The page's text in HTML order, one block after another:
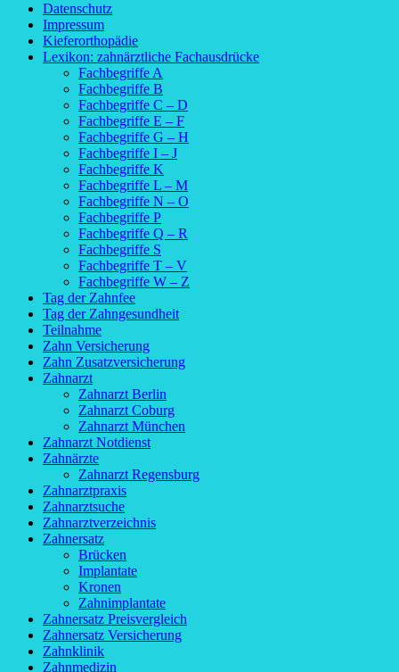
Datenschutz
Impressum
Kieferorthopädie
Lexikon: zahnärztliche Fachausdrücke
Fachbegriffe A
Fachbegriffe B
Fachbegriffe C – D
Fachbegriffe E – F
Fachbegriffe G – H
Fachbegriffe I – J
Fachbegriffe K
Fachbegriffe L – M
Fachbegriffe N – O
Fachbegriffe P
Fachbegriffe Q – R
Fachbegriffe S
Fachbegriffe T – V
Fachbegriffe W – Z
Tag der Zahnfee
Tag der Zahngesundheit
Teilnahme
Zahn Versicherung
Zahn Zusatzversicherung
Zahnarzt
Zahnarzt Berlin
Zahnarzt Coburg
Zahnarzt München
Zahnarzt Notdienst
Zahnärzte
Zahnarzt Regensburg
Zahnarztpraxis
Zahnarztsuche
Zahnarztverzeichnis
Zahnersatz
Brücken
Implantate
Kronen
Zahnimplantate
Zahnersatz Preisvergleich
Zahnersatz Versicherung
Zahnklinik
Zahnmedizin